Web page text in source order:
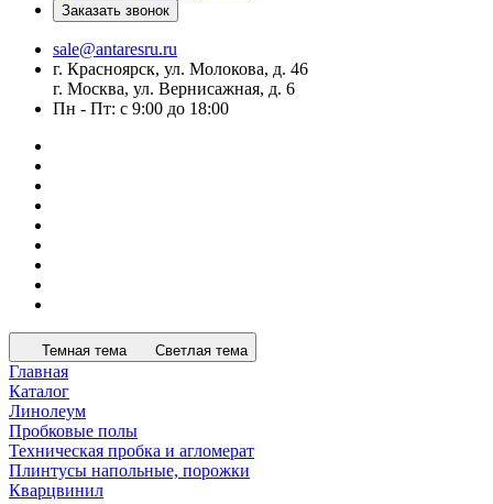
Заказать звонок
sale@antaresru.ru
г. Красноярск, ул. Молокова, д. 46
г. Москва, ул. Вернисажная, д. 6
Пн - Пт: с 9:00 до 18:00
Темная тема Светлая тема
Главная
Каталог
Линолеум
Пробковые полы
Техническая пробка и агломерат
Плинтусы напольные, порожки
Кварцвинил